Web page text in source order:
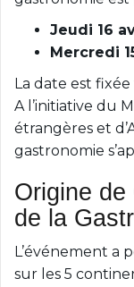
Jeudi 16
Mercredi
La date est
A l’initiative du
étrangères et
gastronomie
Origine
de la
L’événement a
sur les 5